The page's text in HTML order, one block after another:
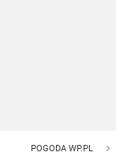
POGODA WP.PL